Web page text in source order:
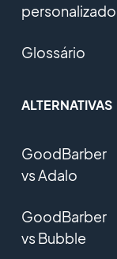
personalizado
Glossário
ALTERNATIVAS
GoodBarber
vs Adalo
GoodBarber
vs Bubble